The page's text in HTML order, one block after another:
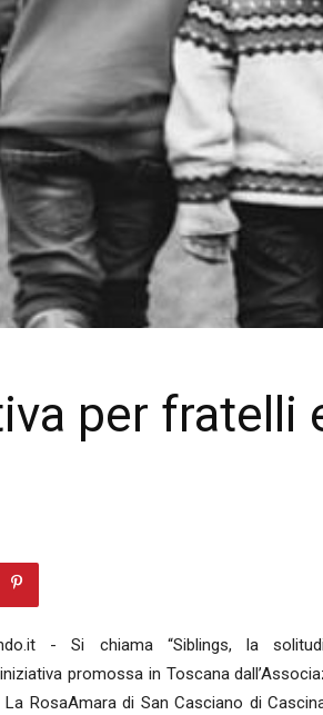
per fratelli
- Si chiama “Siblings, la
promossa in Toscana
RosaAmara di San Casciano di